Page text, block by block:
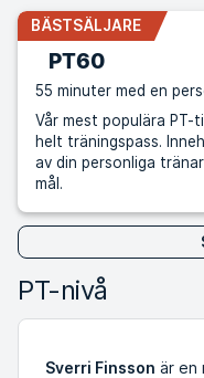
PT60
BÄSTSÄLJARE
55 minuter med en
Vår mest populära
helt träningspass.
av din personliga
mål.
PT-nivå
Sverri Finsson är en